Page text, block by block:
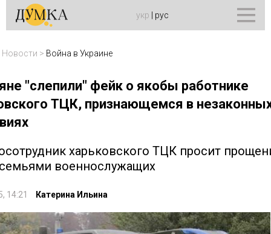
укр рус
Новости > Война в Украине
"слепили" фейк о якобы работнике
ТЦК, признающемся в
харьковского ТЦК просит
военнослужащих
14:21 Катерина Ильина